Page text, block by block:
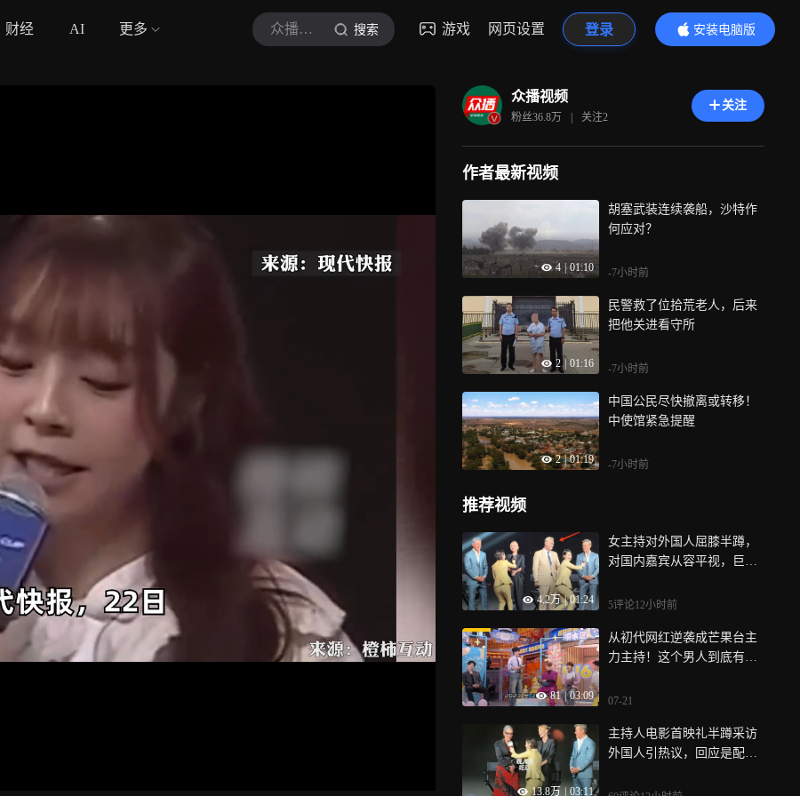
财经 AI 更多 众播视频 搜索 游戏 网页设置 登录
安装电脑版
内容更精彩
众播视频
粉丝36.8万 | 关注2
关注
作者最新视频
4 01:10
胡塞武装连续袭船，沙特作
何应对？
-7小时前
2 01:16
民警救了位拾荒老人，后来
把他关进看守所
-7小时前
2 | 01:19
中国公民尽快撤离或转移！
中使馆紧急提醒
-7小时前
推荐视频
4.2万 | 01:24
女主持对外国人屈膝半蹲，
对国内嘉宾从容平视，巨大
5评论12小时前
81 | 03:09
从初代网红逆袭成芒果台主
力主持！这个男人到底有多
07-21
13.8万 03:11
主持人电影首映礼半蹲采访
外国人引热议，回应是配合